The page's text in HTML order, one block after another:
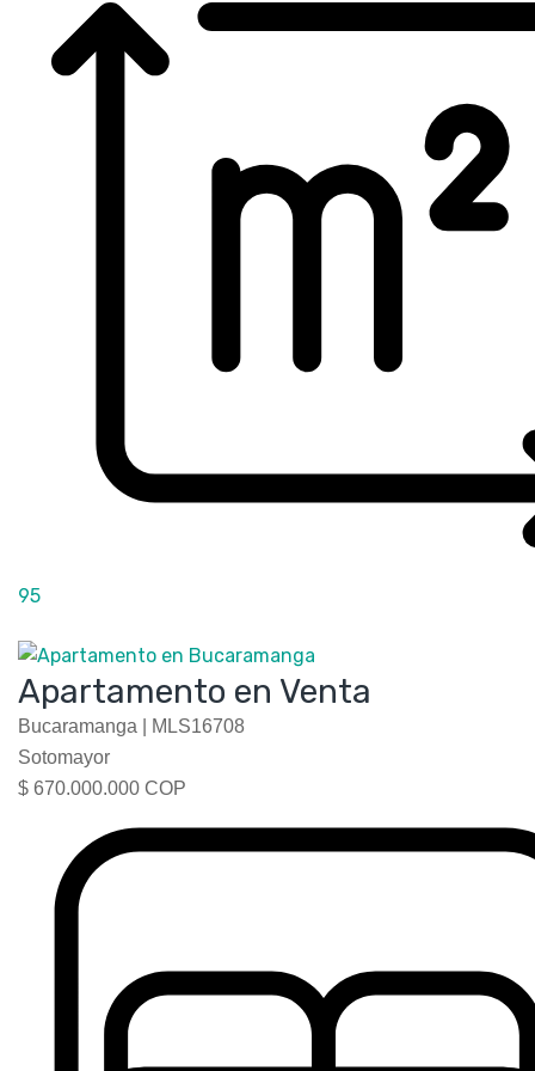
95
Apartamento en Venta
Bucaramanga |
MLS16708
Sotomayor
$ 670.000.000 COP